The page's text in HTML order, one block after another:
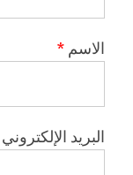
الاسم *
البريد الإلكتروني